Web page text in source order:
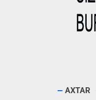
AXTAR